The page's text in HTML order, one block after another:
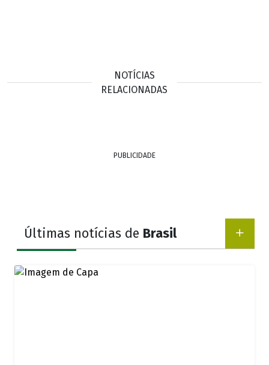
NOTÍCIAS
RELACIONADAS
PUBLICIDADE
Últimas notícias de Brasil